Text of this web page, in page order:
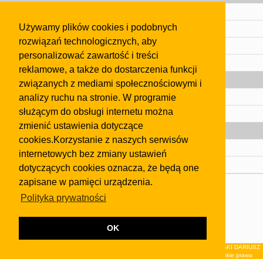
Używamy plików cookies i podobnych
rozwiązań technologicznych, aby
personalizować zawartość i treści
reklamowe, a także do dostarczenia funkcji
związanych z mediami społecznościowymi i
analizy ruchu na stronie. W programie
służącym do obsługi internetu można
zmienić ustawienia dotyczące
cookies.Korzystanie z naszych serwisów
internetowych bez zmiany ustawień
dotyczących cookies oznacza, że będą one
zapisane w pamięci urządzenia.
Polityka prywatności
OK
Kontakt
Regulamin
Gazeta
Olkusz
Kontakt
Strefa dla biznesu
Biura nieruchomości
Dealerzy i autokomisy
Skontaktuj się z nami
regulaminuiPolityki Prywatności.
Klauzula FB
© 2026Wydawnictwo NEON sp. z o.o. (dawniej: FIRMA NEON MAREK KLUCZEWSKI DARIUSZ
KRAWCZYK s.c.) z siedzibą w Olkuszu, ul.Żuradzka 15, 32-300 Olkusz . Wszystkie prawa